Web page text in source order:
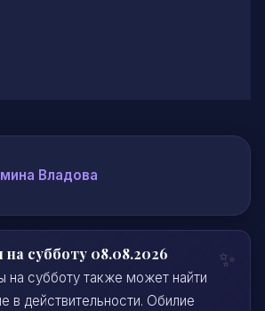
Владова
субботу 08.08.2026
на субботу также может найти
в действительности. Обилие